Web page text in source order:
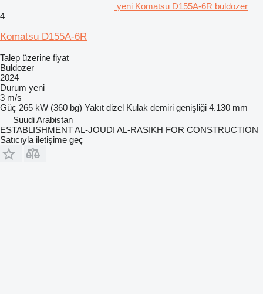
yeni Komatsu D155A-6R buldozer
4
Komatsu D155A-6R
Talep üzerine fiyat
Buldozer
2024
Durum yeni
3 m/s
Güç 265 kW (360 bg) Yakıt dizel Kulak demiri genişliği 4.130 mm
Suudi Arabistan
ESTABLISHMENT AL-JOUDI AL-RASIKH FOR CONSTRUCTION
Satıcıyla iletişime geç